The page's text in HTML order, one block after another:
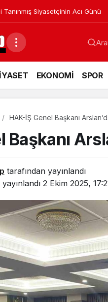
Tanınmış Siyasetçinin Acı Günü
EKONOMİ SPOR
HAK-İŞ Genel Başkanı
Başkanı
tarafından yayınlandı
yayınlandı 2 Ekim 2025,
Resmi İlanlar
AMBALAJ VE
ATIKLARI
İHALELERİ (GEREDE
BELEDİYESİ)